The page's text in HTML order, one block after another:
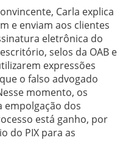
Carla explica
e enviam aos clientes
eletrônica do
selos da OAB e
expressões
o falso advogado
momento, os
empolgação dos
está ganho, por
do PIX para as